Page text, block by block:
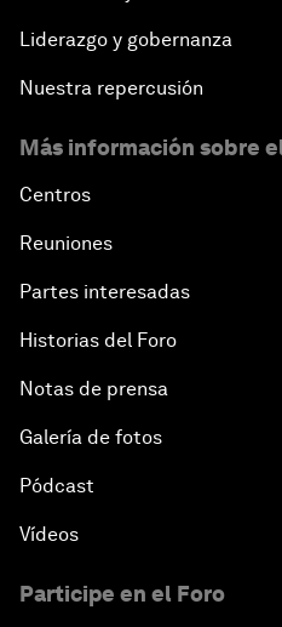
Liderazgo y gobernanza
Nuestra repercusión
Más información sobre
Centros
Reuniones
Partes interesadas
Historias del Foro
Notas de prensa
Galería de fotos
Pódcast
Vídeos
Participe en el Foro